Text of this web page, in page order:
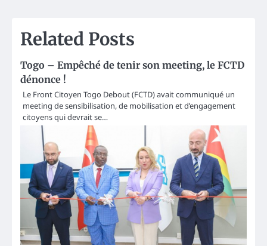
Related Posts
Togo – Empêché de tenir son meeting, le FCTD
dénonce !
Le Front Citoyen Togo Debout (FCTD) avait communiqué un
meeting de sensibilisation, de mobilisation et d’engagement
citoyens qui devrait se…